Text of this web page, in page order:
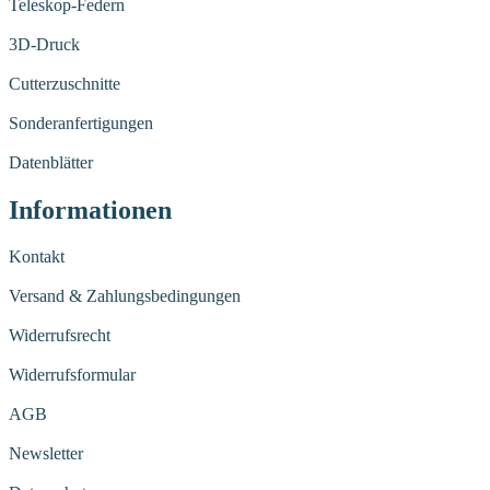
Teleskop-Federn
3D-Druck
Cutterzuschnitte
Sonderanfertigungen
Datenblätter
Informationen
Kontakt
Versand & Zahlungsbedingungen
Widerrufsrecht
Widerrufsformular
AGB
Newsletter